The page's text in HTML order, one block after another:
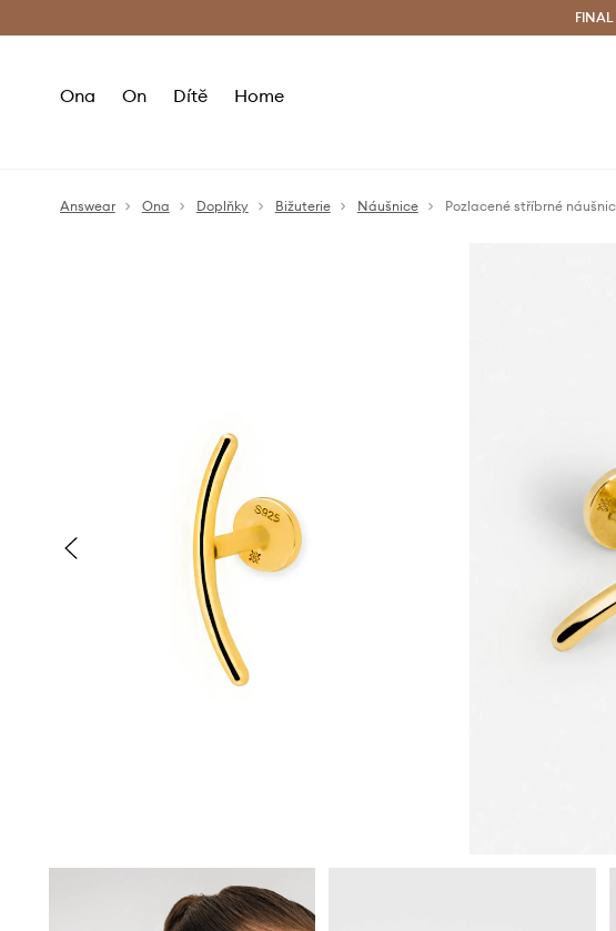
Doručení a vrácení zdarma (od
Ona On Dítě Home
Answear Ona Doplňky Bižuterie Náušnice Pozlacené stříbrné